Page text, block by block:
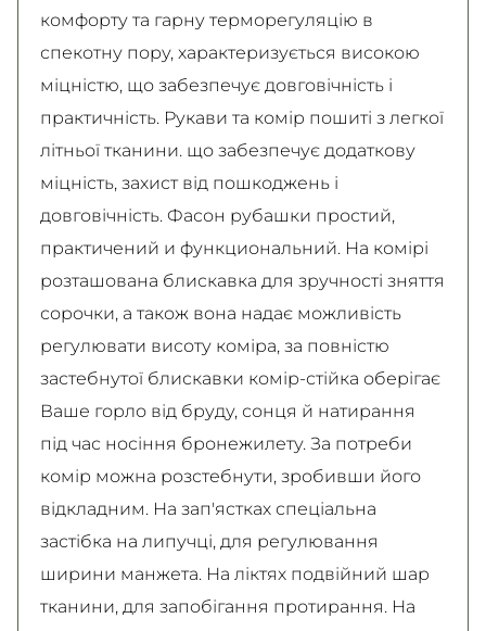
комфорту та гарну терморегуляцію в
спекотну пору, характеризується високою
міцністю, що забезпечує довговічність і
практичність. Рукави та комір пошиті з легкої
літньої тканини. що забезпечує додаткову
міцність, захист від пошкоджень і
довговічність. Фасон рубашки простий,
практичений и функциональний. На комірі
розташована блискавка для зручності зняття
сорочки, а також вона надає можливість
регулювати висоту коміра, за повністю
застебнутої блискавки комір-стійка оберігає
Ваше горло від бруду, сонця й натирання
під час носіння бронежилету. За потреби
комір можна розстебнути, зробивши його
відкладним. На зап'ястках спеціальна
застібка на липучці, для регулювання
ширини манжета. На ліктях подвійний шар
тканини, для запобігання протирання. На